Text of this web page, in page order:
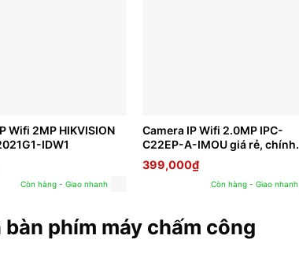
Wifi 2MP HIKVISION
IDW1
Còn hàng - Giao nhanh
Camera IP Wifi 2.0MP IPC-
C22EP-A-IMOU giá rẻ, chính
hãng
399,000₫
Còn hàng - Giao nhanh
phím máy chấm công